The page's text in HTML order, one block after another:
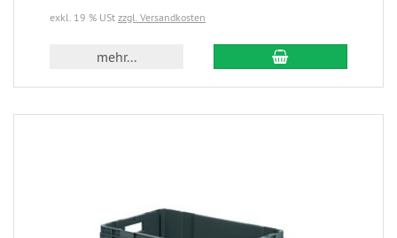
exkl. 19 % USt zzgl. Versandkosten
mehr...